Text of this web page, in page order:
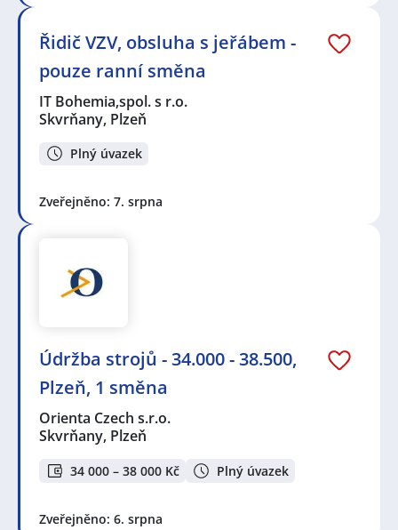
Řidič VZV, obsluha s jeřábem -
pouze ranní směna
IT Bohemia,spol. s r.o.
Skvrňany, Plzeň
Plný úvazek
Zveřejněno: 7. srpna
Údržba strojů - 34.000 - 38.500,
Plzeň, 1 směna
Orienta Czech s.r.o.
Skvrňany, Plzeň
34 000 – 38 000 Kč Plný úvazek
Zveřejněno: 6. srpna